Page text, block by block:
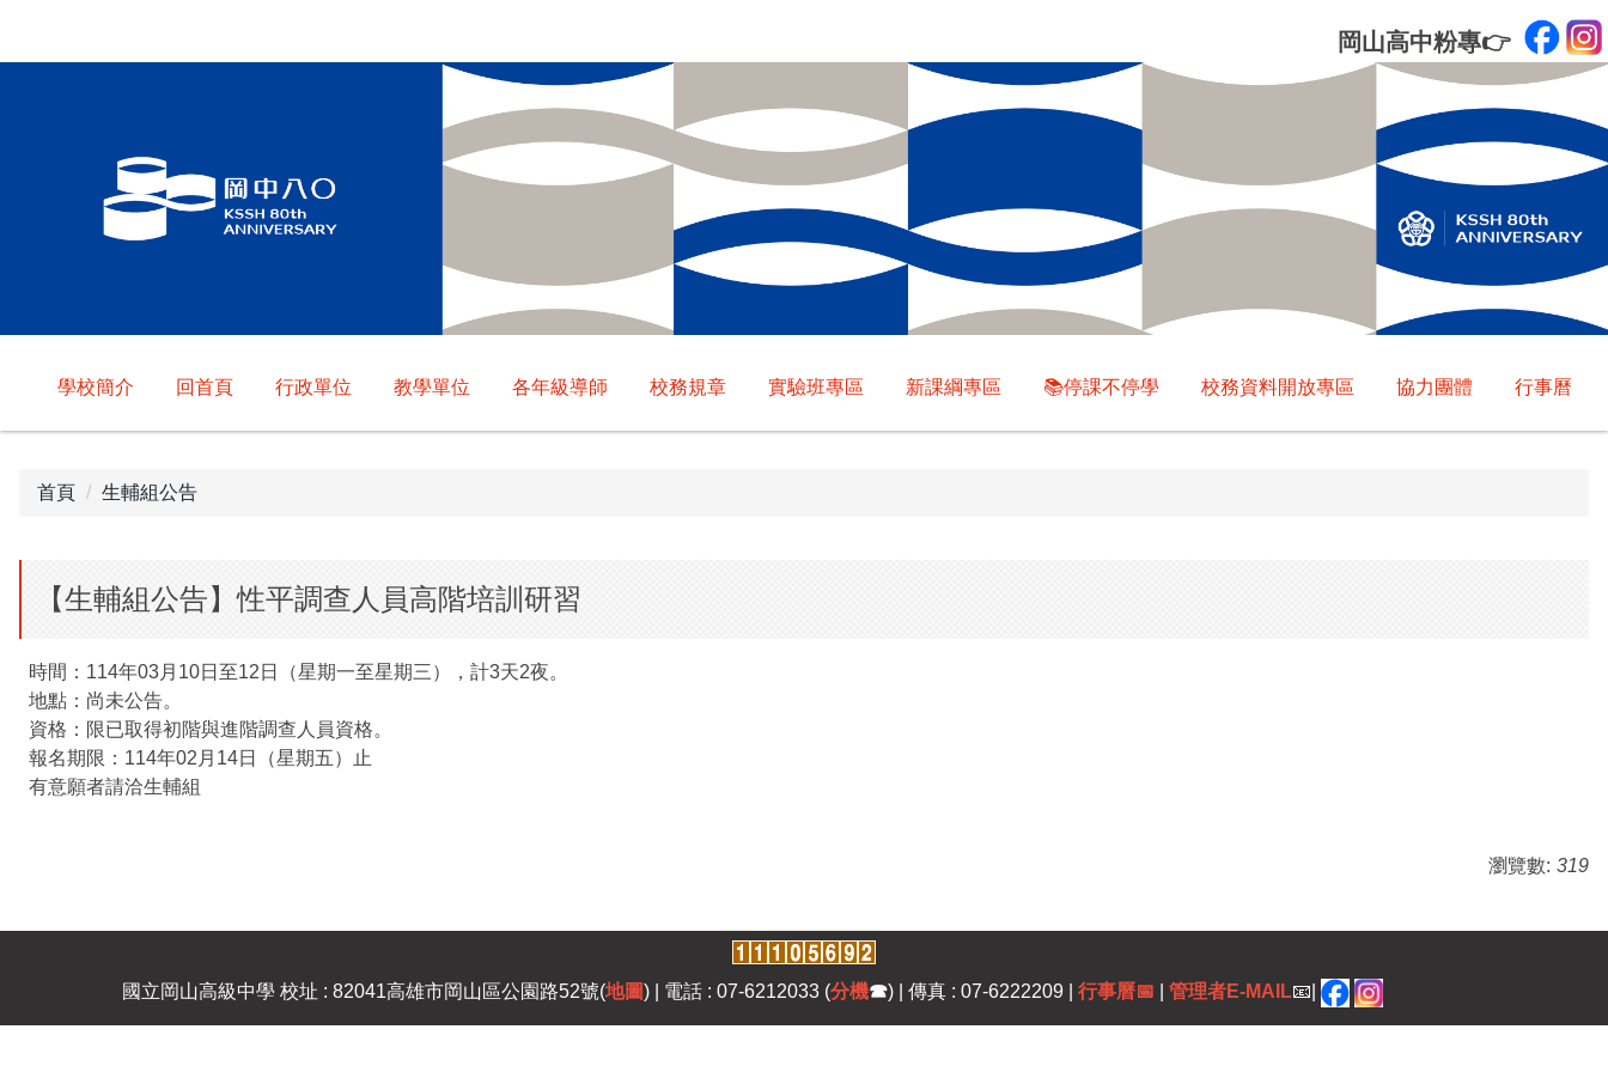
岡山高中粉專👉
學校簡介 回首頁 行政單位 教學單位 各年級導師 校務規章 實驗班專區 新課綱專區 📚停課不停學 校務資料開放專區 協力團體 行事曆
首頁 生輔組公告
【生輔組公告】性平調查人員高階培訓研習
時間：114年03月10日至12日（星期一至星期三），計3天2夜。
地點：尚未公告。
資格：限已取得初階與進階調查人員資格。
報名期限：114年02月14日（星期五）止
有意願者請洽生輔組
瀏覽數: 319
國立岡山高級中學 校址 : 82041高雄市岡山區公園路52號(地圖) | 電話 : 07-6212033 (分機☎) | 傳真 : 07-6222209 | 行事曆📅 管理者E-MAIL📧|